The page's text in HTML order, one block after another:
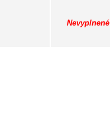
Nevyplnené